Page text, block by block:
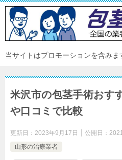
当サイトはプロモーションを含みま
米沢市の包茎手術おす
や口コミで比較
更新日： 2023年9月17日 公開日：
山形の治療業者